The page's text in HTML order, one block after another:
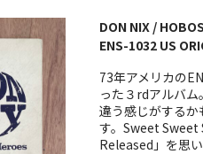
DON NIX /
ENS-1032 US
73年アメリカの
った３rdアルバ
違う感じがする
す。Sweet Sweet
Released」を思